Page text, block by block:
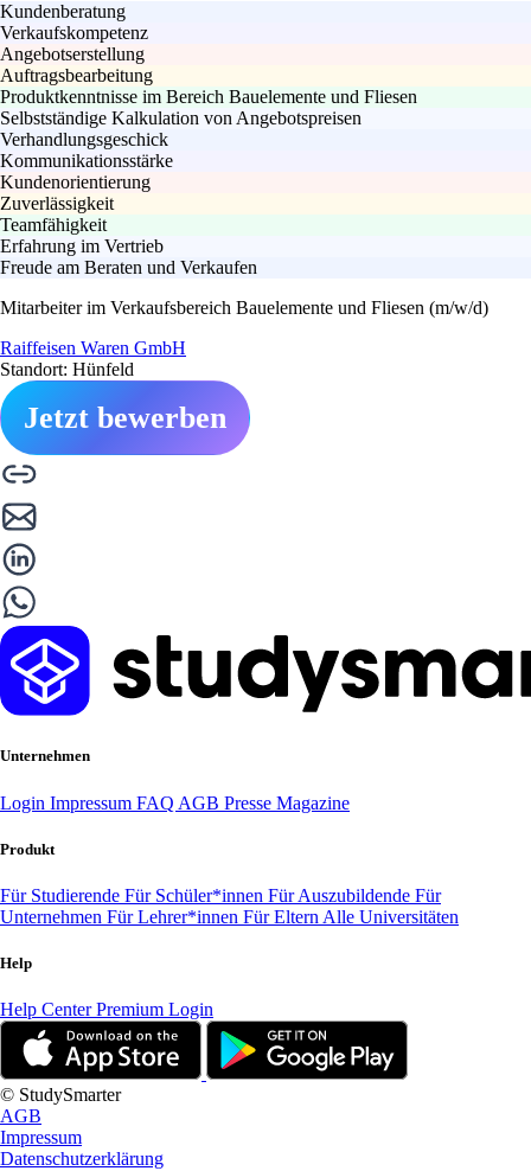
Kundenberatung
Verkaufskompetenz
Angebotserstellung
Auftragsbearbeitung
Produktkenntnisse im Bereich Bauelemente und Fliesen
Selbstständige Kalkulation von Angebotspreisen
Verhandlungsgeschick
Kommunikationsstärke
Kundenorientierung
Zuverlässigkeit
Teamfähigkeit
Erfahrung im Vertrieb
Freude am Beraten und Verkaufen
Mitarbeiter im Verkaufsbereich Bauelemente und Fliesen (m/w/d)
Raiffeisen Waren GmbH
Standort: Hünfeld
Jetzt bewerben
Unternehmen
Login Impressum FAQ AGB Presse Magazine
Produkt
Für Studierende Für Schüler*innen Für Auszubildende Für
Unternehmen Für Lehrer*innen Für Eltern Alle Universitäten
Help
Help CenterPremium Login
© StudySmarter
AGB
Impressum
Datenschutzerklärung